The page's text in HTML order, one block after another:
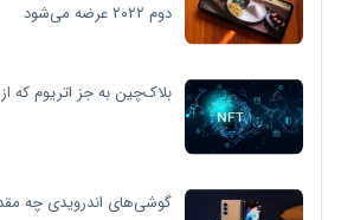
دوم ۲۰۲۲ عرضه می‌شود
بلاک‌چین به جز اتریوم که از NFT پشتیبانی می‌کنند